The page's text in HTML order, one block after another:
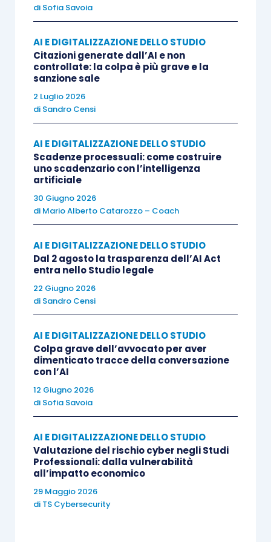
per questo periodo –lock-down – ha cominciato a
prendere vita una vera e propria attività di
ristrutturazione degli studi.
Innovare per innovare, trovo che questa sia
l’occasione perfetta per fare un ragionamento
sistemico e adottare un approccio orientato alla
sostenibilità.
La Sostenibilità, infatti, nei suoi tre fattori ESG, -
Environment, Social, Governance- è a mio avviso
un modo attuale e allo stesso tempo innovativo
per guardare e riorganizzare la propria realtà
coerenti tutte le scelte che via via vengono
operate e adottando un’ottica di lungo periodo
che ha il mirabile vantaggio sia di affascinare i
giovani talenti, sia di dare a chi si trova alla guida
una ragione “di vita” molto più appagante di quella
squisitamente economica.
crescente richiesta di presa di coscienza e
responsabilità da parte di tutti (individui e
organizzazioni di qualsiasi genere) nei confronti
di temi che non riguardano solo l’ambiente -come
spesso purtroppo si crede- ma anche le persone
di Sofia Savoia
AI E DIGITALIZZAZIONE DELLO STUDIO
Citazioni generate dall’AI e non
controllate: la colpa è più grave e la
sanzione sale
2 Luglio 2026
di Sandro Censi
AI E DIGITALIZZAZIONE DELLO STUDIO
Scadenze processuali: come costruire
uno scadenzario con l’intelligenza
artificiale
30 Giugno 2026
di Mario Alberto Catarozzo – Coach
AI E DIGITALIZZAZIONE DELLO STUDIO
Dal 2 agosto la trasparenza dell’AI Act
entra nello Studio legale
22 Giugno 2026
di Sandro Censi
AI E DIGITALIZZAZIONE DELLO STUDIO
Colpa grave dell’avvocato per aver
dimenticato tracce della conversazione
con l’AI
12 Giugno 2026
di Sofia Savoia
AI E DIGITALIZZAZIONE DELLO STUDIO
Valutazione del rischio cyber negli Studi
Professionali: dalla vulnerabilità
all’impatto economico
29 Maggio 2026
di TS Cybersecurity